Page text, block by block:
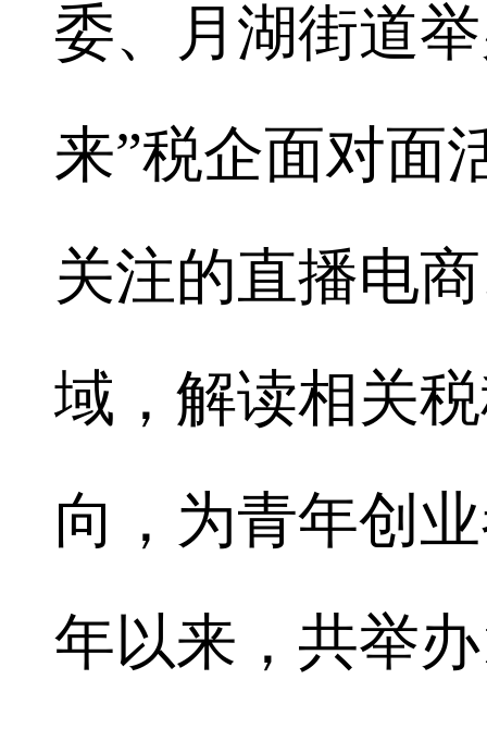
委、月湖街道
来”税企面对面
关注的直播电
域，解读相关
向，为青年创
年以来，共举